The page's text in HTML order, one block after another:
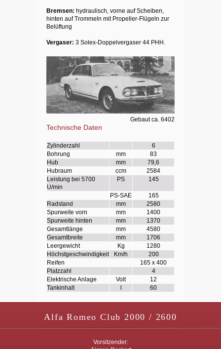
Bremsen: hydraulisch, vorne auf Scheiben,
hinten auf Trommeln mit Propeller-Flügeln zur
Belüftung
Vergaser: 3 Solex-Doppelvergaser 44 PHH.
Gebaut ca. 6402
Technische Daten
Zylinderzahl
6
Bohrung
mm
83
Hub
mm
79,6
Hubraum
ccm
2584
Leistung bei 5700
U/min
PS 145
PS-SAE
165
Radstand
mm
2580
Spurweite vorn
mm
1400
Spurweite hinten
mm
1370
Gesamtlänge
mm
4580
Gesamtbreite
mm
1706
Leergewicht
Kg
1280
Höchstgeschwindigkeit
Km/h
200
Reifen
165 x 400
Platzzahl
4
Elektrische Anlage
Volt
12
Tankinhalt
60
Alfa Romeo Club 2000 / 2600
Vorsitzender: